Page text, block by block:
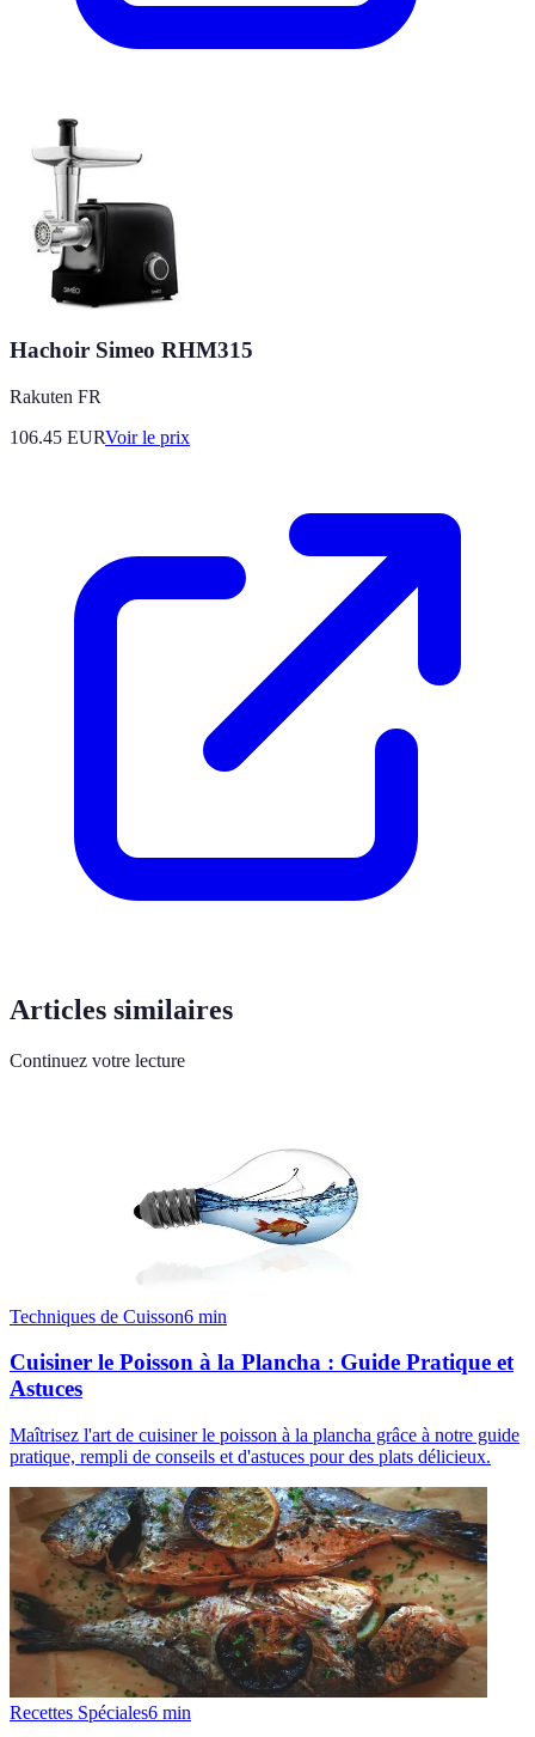
Hachoir Simeo RHM315
Rakuten FR
106.45 EURVoir le prix
Articles similaires
Continuez votre lecture
Techniques de Cuisson6 min
Cuisiner le Poisson à la Plancha : Guide Pratique et
Astuces
Maîtrisez l'art de cuisiner le poisson à la plancha grâce à notre guide
pratique, rempli de conseils et d'astuces pour des plats délicieux.
Recettes Spéciales6 min